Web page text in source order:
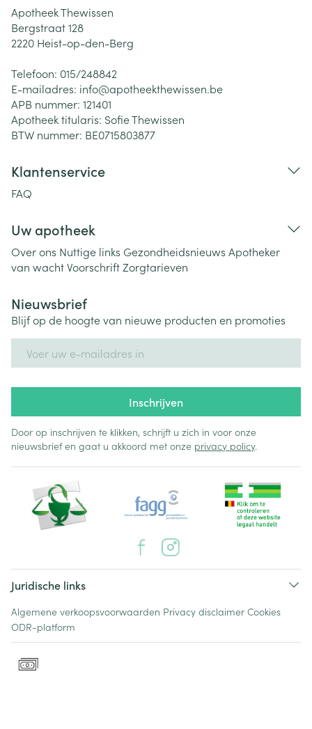
Apotheek Thewissen
Bergstraat 128
2220 Heist-op-den-Berg
Telefoon: 015/248842
E-mailadres: info@apotheekthewissen.be
APB nummer: 121401
Apotheek titularis: Sofie Thewissen
BTW nummer: BE0715803877
Klantenservice
FAQ
Uw apotheek
Over ons Nuttige links Gezondheidsnieuws Apotheker
van wachtVoorschriftZorgtarieven
Nieuwsbrief
Blijf op de hoogte van nieuwe producten en promoties
Inschrijven
Door op inschrijven te klikken, schrijft u zich in voor onze
nieuwsbrief en gaat u akkoord met onze privacy policy.
Juridische links
Algemene verkoopsvoorwaarden Privacy disclaimer Cookies
ODR-platform